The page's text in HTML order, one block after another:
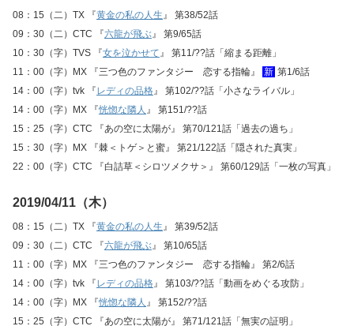
08：15（二）TX 『黄金の私の人生』 第38/52話
09：30（二）CTC 『六龍が飛ぶ』 第9/65話
10：30（字）TVS 『女を泣かせて』 第11/??話「縮まる距離」
11：00（字）MX 『三つ色のファンタジー 恋する指輪』
新 第1/6話
14：00（字）tvk 『レディの品格』 第102/??話「小さなライバル」
14：00（字）MX 『恍惚な隣人 』 第151/??話
15：25（字）CTC 『あの空に太陽が』 第70/121話「過去の過ち」
15：30（字）MX 『棘＜トゲ＞と蜜』 第21/122話「隠された真実」
22：00（字）CTC 『白詰草＜シロツメクサ＞』 第60/129話「一枚の写真」
2019/04/11（木）
08：15（二）TX 『黄金の私の人生』 第39/52話
09：30（二）CTC 『六龍が飛ぶ』 第10/65話
11：00（字）MX 『三つ色のファンタジー 恋する指輪』 第2/6話
14：00（字）tvk 『レディの品格』 第103/??話「動画をめぐる攻防」
14：00（字）MX 『恍惚な隣人 』 第152/??話
15：25（字）CTC 『あの空に太陽が』 第71/121話「無実の証明」